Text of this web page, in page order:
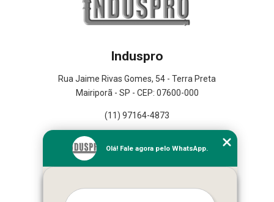
Induspro
Rua Jaime Rivas Gomes, 54 - Terra Preta
Mairiporã - SP - CEP: 07600-000
(11) 97164-4873
Empresa
Missão
Olá! Fale agora pelo WhatsApp.